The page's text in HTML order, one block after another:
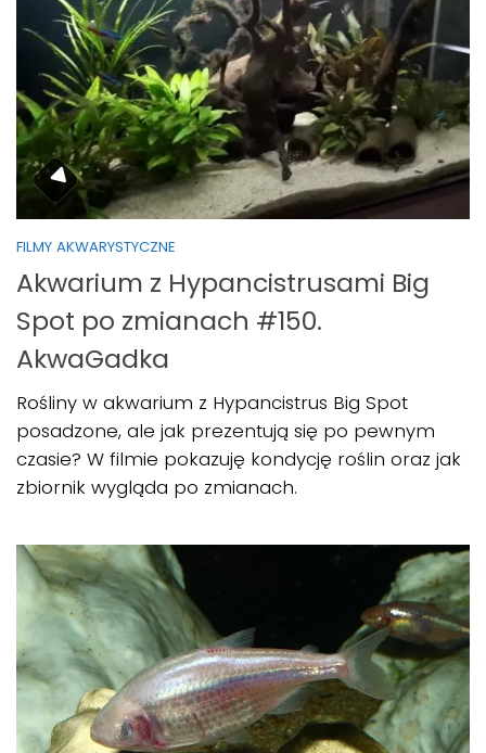
FILMY AKWARYSTYCZNE
Akwarium z Hypancistrusami Big
Spot po zmianach #150.
AkwaGadka
Rośliny w akwarium z Hypancistrus Big Spot
posadzone, ale jak prezentują się po pewnym
czasie? W filmie pokazuję kondycję roślin oraz jak
zbiornik wygląda po zmianach.